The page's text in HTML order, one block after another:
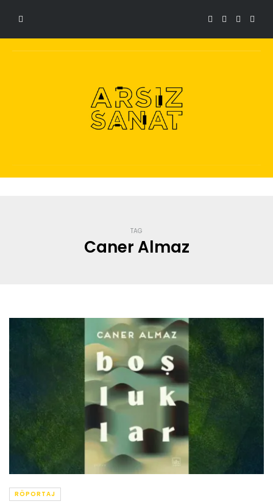
TAG
Caner Almaz
RÖPORTAJ